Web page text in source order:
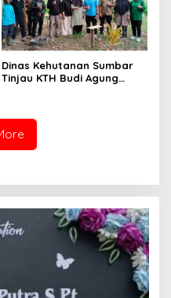
Dinas Kehutanan Sumbar
Tinjau KTH Budi Agung